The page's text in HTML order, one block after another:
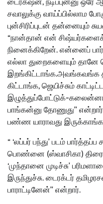
சவாலுக்கு வாய்ப்பில்லாம
புன்சிரிப்புடன் தன்னையும்
“நான்தான் என்
நினைக்கிறேன். என்னைப்
எல்லா துறைகளையும் தானே
இறங்கிட்டாங்க.அவங்கவங்க
கிட்டாங்க, ஜெயிச்சும்
இழுத்துப்போட்டுக்-கலைன்னா
பாங்கன்னு தோணுது’’
பண்ண யாராவது
“ ‘லப்பர் பந்து’ படம்
பொண்னை (ஸ்வாசிகா)
‘முந்தானை முடிச்சு’
இருந்துச்சு. டைரக்டர்
பாராட்டினேன்’’ என்றார்.